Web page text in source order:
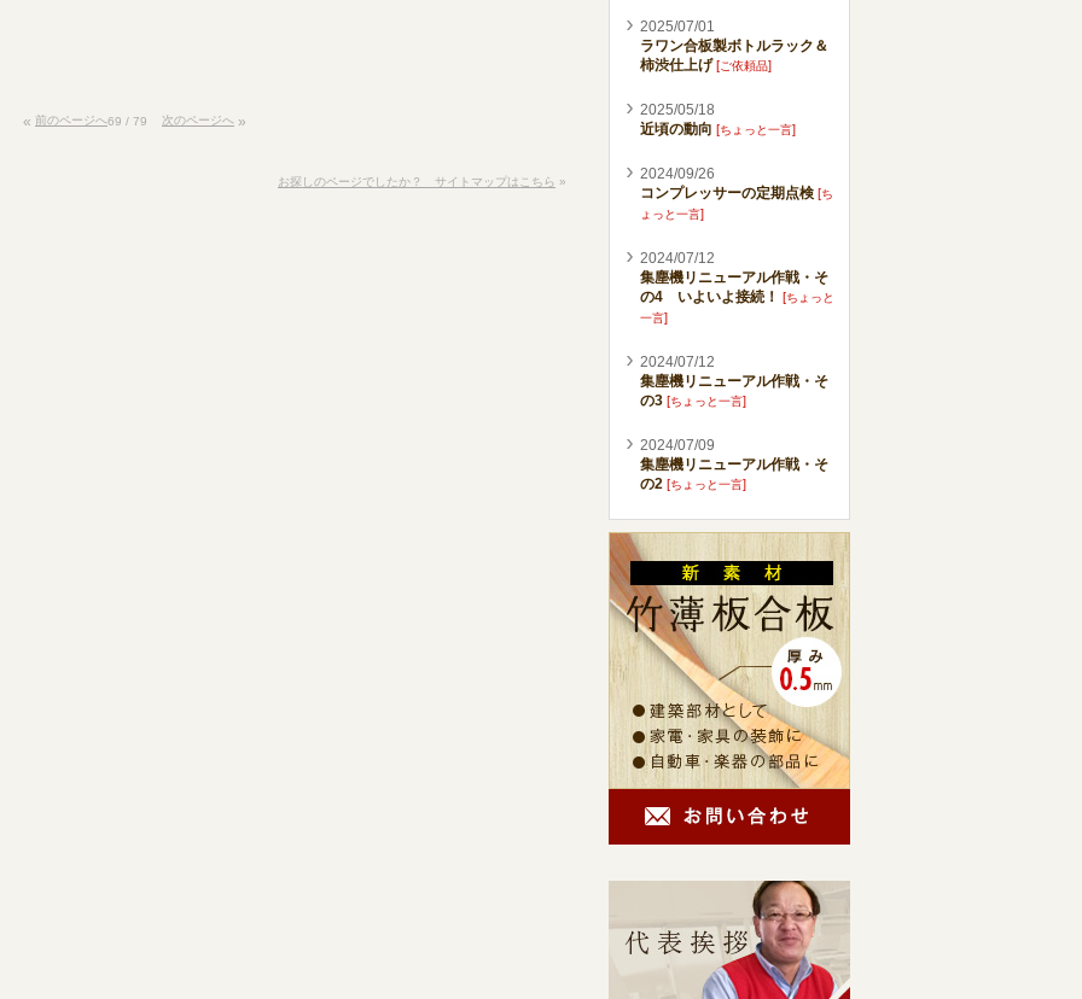
« 前のページへ69 / 79 次のページへ »
お探しのページでしたか？ サイトマップはこちら »
2025/07/01
ラワン合板製ボトルラック＆
柿渋仕上げ [ご依頼品]
2025/05/18
近頃の動向 [ちょっと一言]
2024/09/26
コンプレッサーの定期点検 [ち
ょっと一言]
2024/07/12
集塵機リニューアル作戦・そ
の4 いよいよ接続！
[ちょっと
一言]
2024/07/12
集塵機リニューアル作戦・そ
の3 [ちょっと一言]
2024/07/09
集塵機リニューアル作戦・そ
の2 [ちょっと一言]